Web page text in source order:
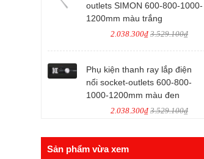
outlets SIMON 600-800-1000-
1200mm màu trắng
2.038.300₫ 3.529.100₫
Phụ kiện thanh ray lắp điện
nổi socket-outlets 600-800-
1000-1200mm màu đen
2.038.300₫ 3.529.100₫
Sản phẩm vừa xem